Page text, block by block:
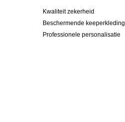
Kwaliteit zekerheid
Beschermende keeperkleding
Professionele personalisatie